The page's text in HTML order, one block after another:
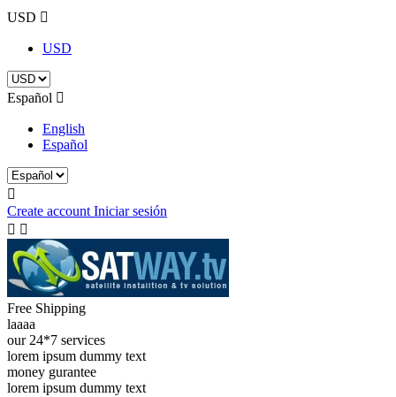
USD 
USD
Español 
English
Español

Create account Iniciar sesión
 
Free Shipping
laaaa
our 24*7 services
lorem ipsum dummy text
money gurantee
lorem ipsum dummy text